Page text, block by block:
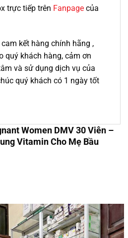
trực tiếp trên Fanpage của
kết hàng chính hãng ,
quý khách hàng, cảm ơn
và sử dụng dịch vụ của
quý khách có 1 ngày tốt
Women DMV 30 Viên –
Vitamin Cho Mẹ Bầu